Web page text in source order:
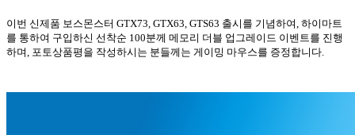
이번 신제품 보스몬스터 GTX73, GTX63, GTS63 출시를 기념하여, 하이마트
를 통하여 구입하신 선착순 100분께 메모리 더블 업그레이드 이벤트를 진행
하며, 포토상품평을 작성하시는 분들께는 게이밍 마우스를 증정합니다.